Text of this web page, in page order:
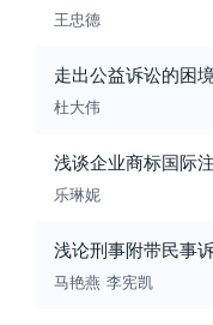
王忠德
走出公益诉讼的困
杜大伟
浅谈企业商标国际
乐琳妮
浅论刑事附带民事
马艳燕 李宪凯